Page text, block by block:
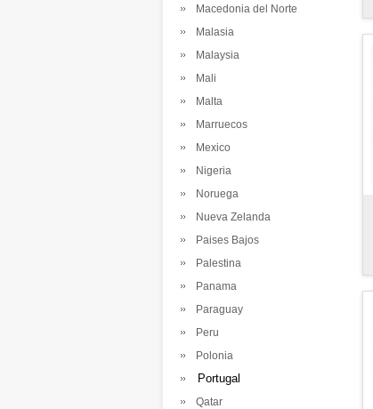
Macedonia del Norte
Malasia
Malaysia
Mali
Malta
Marruecos
Mexico
Nigeria
Noruega
Nueva Zelanda
Paises Bajos
Palestina
Panama
Paraguay
Peru
Polonia
Portugal
Qatar